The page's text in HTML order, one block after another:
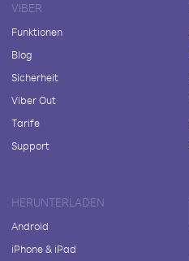
VIBER
Funktionen
Blog
Sicherheit
Viber Out
Tarife
Support
HERUNTERLADEN
Android
iPhone & iPad